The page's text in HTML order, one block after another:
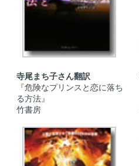
寺尾まち子さん翻訳
『危険なプリンスと恋に落ち
る方法』
竹書房